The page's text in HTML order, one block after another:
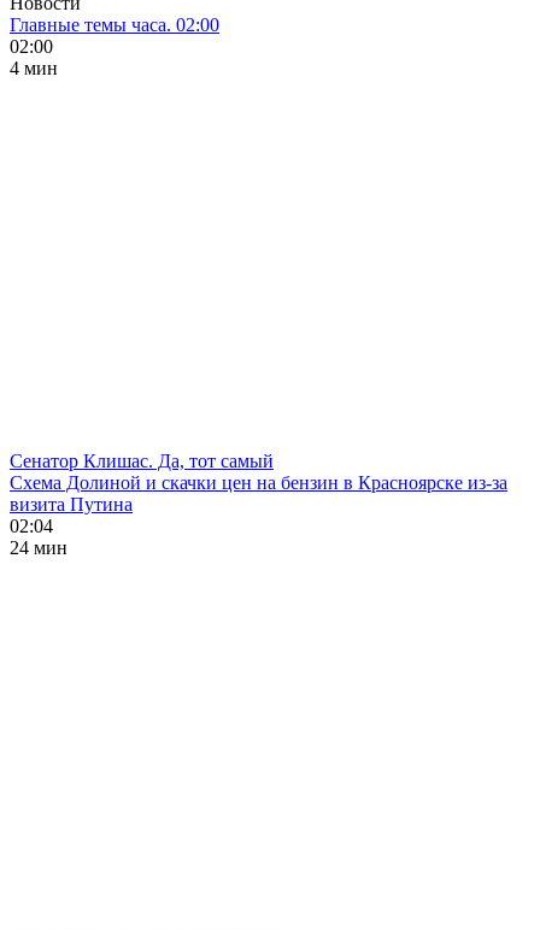
Главные темы часа. 02:00
02:00
4 мин
Сенатор Клишас. Да, тот самый
Схема Долиной и скачки цен на бензин в Красноярске из-за
визита Путина
02:04
24 мин